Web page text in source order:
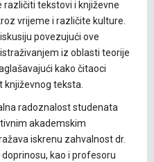
različiti tekstovi i književne
vrijeme i različite kulture.
povezujući ove
iz oblasti teorije
kako čitaoci
teksta.
radoznalost studenata
akademskim
iskrenu zahvalnost dr.
kao i profesoru